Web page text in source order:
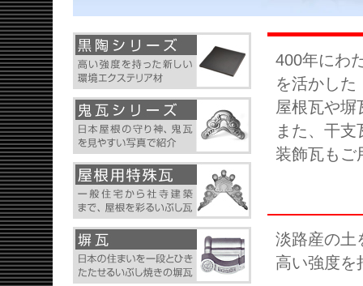
400年にわ
を活かした
屋根瓦や塀
また、干
装飾瓦もご
淡路産の土
高い強度を